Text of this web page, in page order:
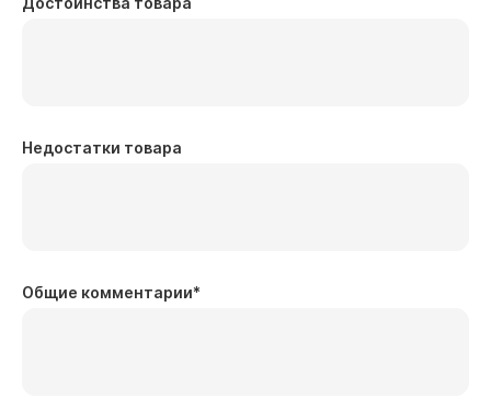
Недостатки товара
Общие комментарии*